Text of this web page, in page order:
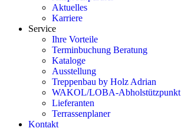
Aktuelles
Karriere
Service
Ihre Vorteile
Terminbuchung Beratung
Kataloge
Ausstellung
Treppenbau by Holz Adrian
WAKOL/LOBA-Abholstützpunkt
Lieferanten
Terrassenplaner
Kontakt